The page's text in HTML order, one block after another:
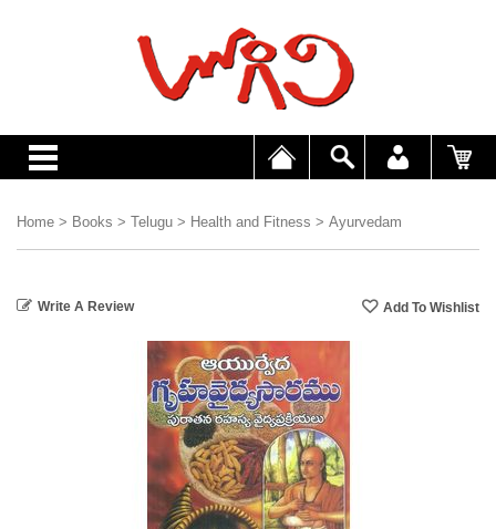
Home > Books > Telugu > Health and Fitness > Ayurvedam
Write A Review